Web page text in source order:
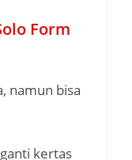
Form
namun bisa
kertas